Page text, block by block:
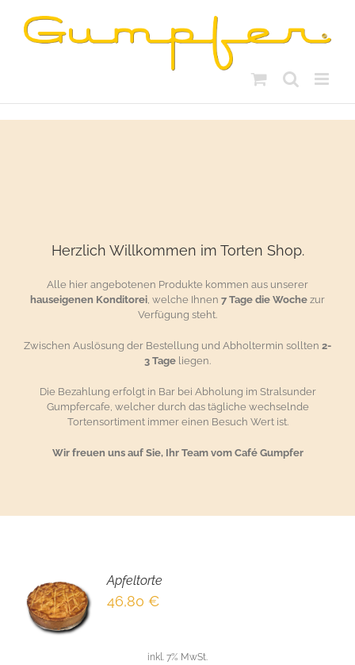
content
Herzlich Willkommen im Torten Shop.
Alle hier angebotenen Produkte kommen aus unserer
hauseigenen Konditorei , welche Ihnen 7 Tage die Woche zur
Verfügung steht.
Zwischen Auslösung der Bestellung und Abholtermin sollten 2-
3 Tage liegen.
Die Bezahlung erfolgt in Bar bei Abholung im Stralsunder
Gumpfercafe, welcher durch das tägliche wechselnde
Tortensortiment immer einen Besuch Wert ist.
Wir freuen uns auf Sie, Ihr Team vom Café Gumpfer
Apfeltorte
46,80 €
inkl. 7% MwSt.